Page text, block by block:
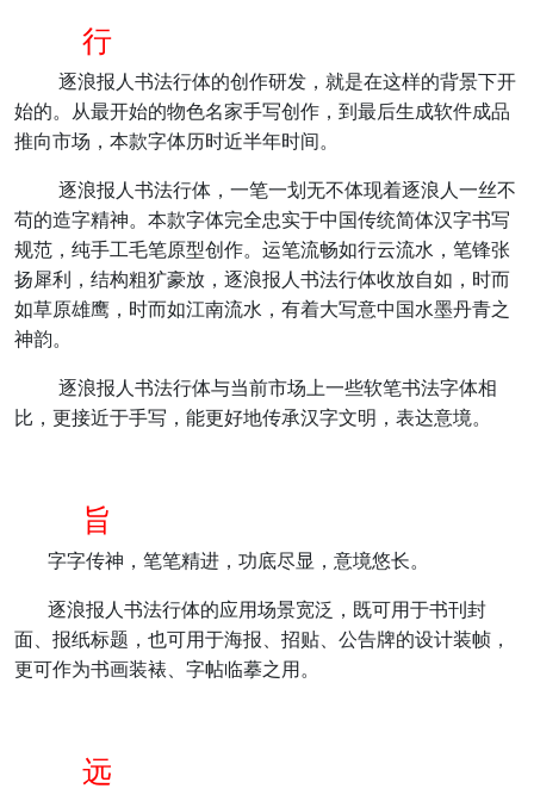
行
逐浪报人书法行体的创作研发，就是在这样的背景下开
始的。从最开始的物色名家手写创作，到最后生成软件成品
推向市场，本款字体历时近半年时间。
逐浪报人书法行体，一笔一划无不体现着逐浪人一丝不
苟的造字精神。本款字体完全忠实于中国传统简体汉字书写
规范，纯手工毛笔原型创作。运笔流畅如行云流水，笔锋张
扬犀利，结构粗犷豪放，逐浪报人书法行体收放自如，时而
如草原雄鹰，时而如江南流水，有着大写意中国水墨丹青之
神韵。
逐浪报人书法行体与当前市场上一些软笔书法字体相
比，更接近于手写，能更好地传承汉字文明，表达意境。
旨
字字传神，笔笔精进，功底尽显，意境悠长。
逐浪报人书法行体的应用场景宽泛，既可用于书刊封
面、报纸标题，也可用于海报、招贴、公告牌的设计装帧，
更可作为书画装裱、字帖临摹之用。
远